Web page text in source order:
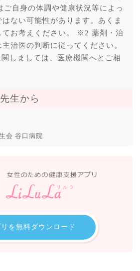
自身の体調や健康状況等によっ
ない可能性があります。あくま
てお考えください。 ※2 薬剤・治
治医の判断に従ってください。
しましては、医療機関へとご相
生から
会 谷口病院
を無料ダウンロード